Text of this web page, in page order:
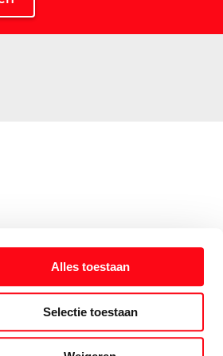
Alles toestaan
Selectie toestaan